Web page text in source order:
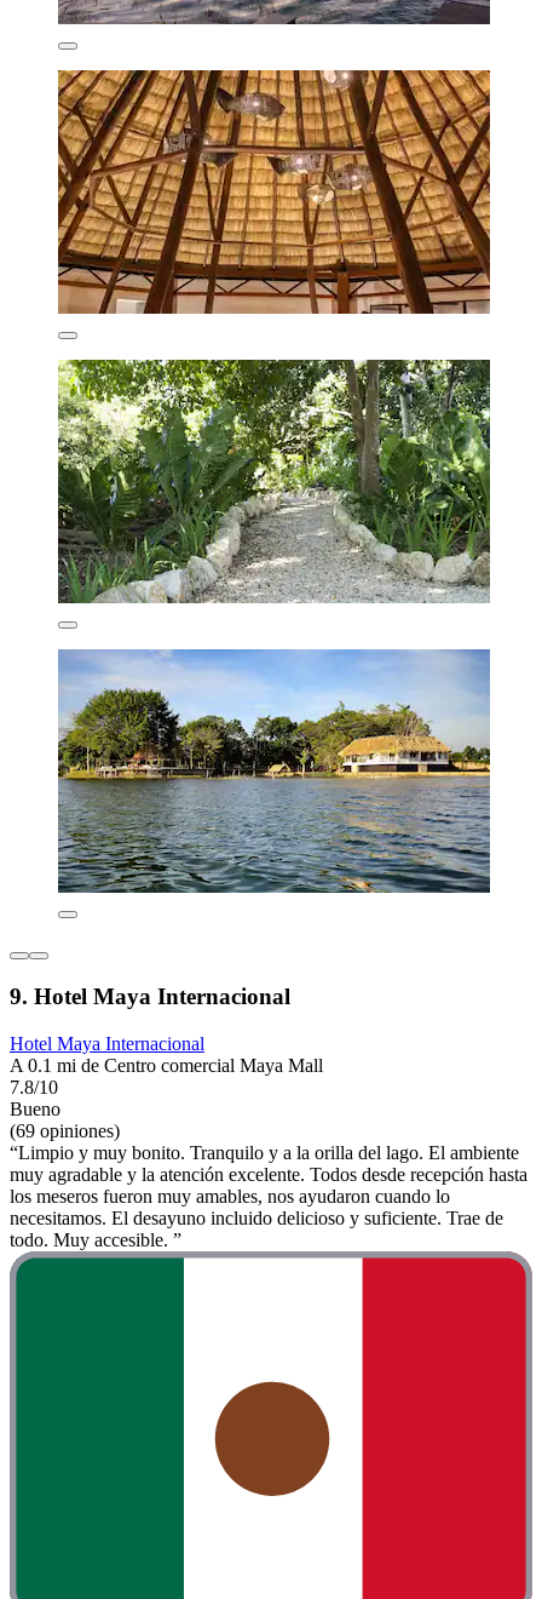
9. Hotel Maya Internacional
Hotel Maya Internacional
A 0.1 mi de Centro comercial Maya Mall
7.8/10
Bueno
(69 opiniones)
“Limpio y muy bonito. Tranquilo y a la orilla del lago. El ambiente
muy agradable y la atención excelente. Todos desde recepción hasta
los meseros fueron muy amables, nos ayudaron cuando lo
necesitamos. El desayuno incluido delicioso y suficiente. Trae de
todo. Muy accesible. ”